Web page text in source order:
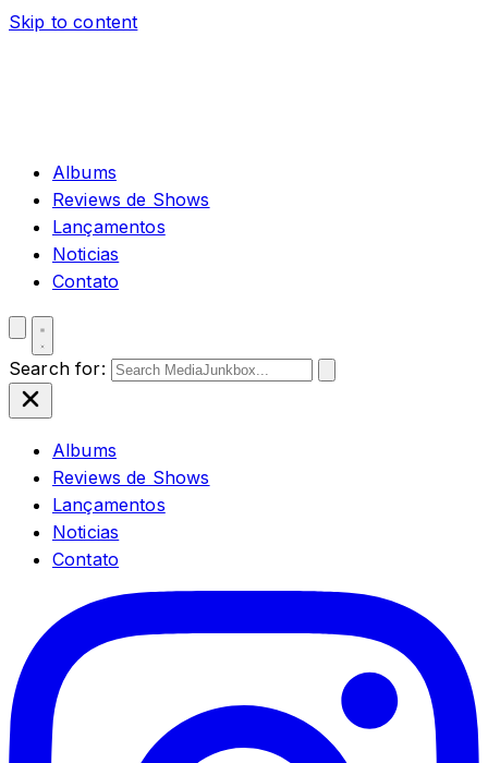
Skip to content
Albums
Reviews de Shows
Lançamentos
Noticias
Contato
Search for:
Albums
Reviews de Shows
Lançamentos
Noticias
Contato